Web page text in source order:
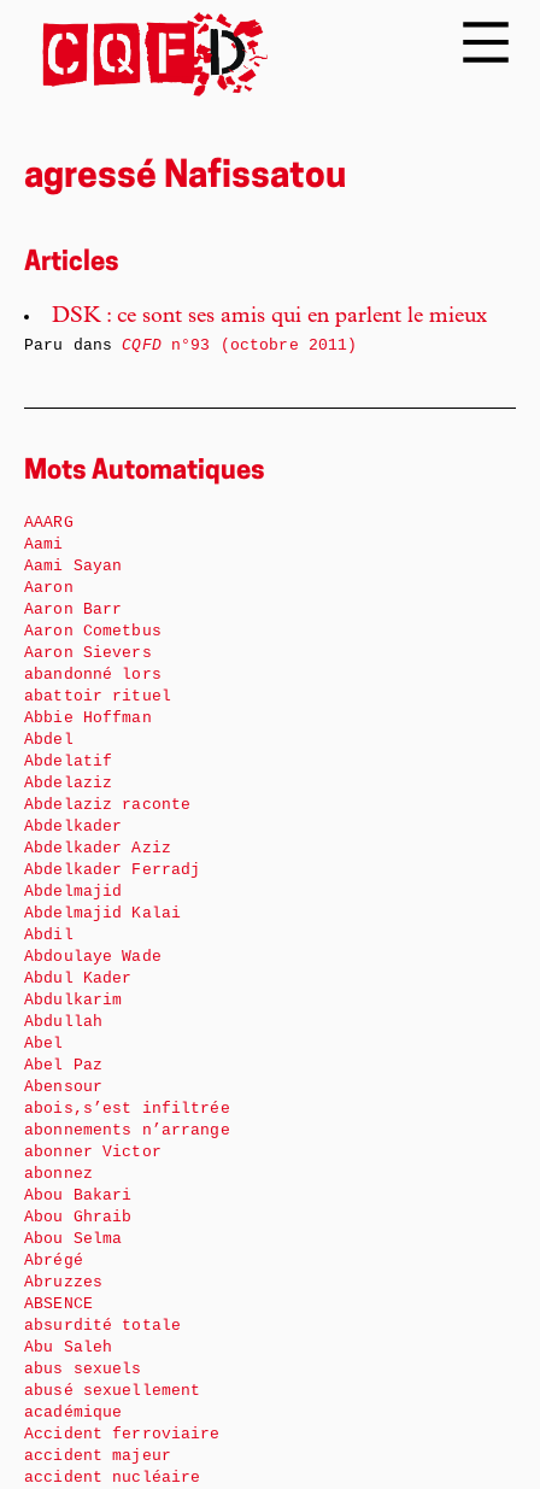
agressé Nafissatou
Articles
DSK : ce sont ses amis qui en parlent le mieux
Paru dansCQFDn°93 (octobre 2011)
Mots Automatiques
AAARG
Aami
Aami Sayan
Aaron
Aaron Barr
Aaron Cometbus
Aaron Sievers
abandonné lors
abattoir rituel
Abbie Hoffman
Abdel
Abdelatif
Abdelaziz
Abdelaziz raconte
Abdelkader
Abdelkader Aziz
Abdelkader Ferradj
Abdelmajid
Abdelmajid Kalai
Abdil
Abdoulaye Wade
Abdul Kader
Abdulkarim
Abdullah
Abel
Abel Paz
Abensour
abois,s’est infiltrée
abonnements n’arrange
abonner Victor
abonnez
Abou Bakari
Abou Ghraib
Abou Selma
Abrégé
Abruzzes
ABSENCE
absurdité totale
Abu Saleh
abus sexuels
abusé sexuellement
académique
Accident ferroviaire
accident majeur
accident nucléaire